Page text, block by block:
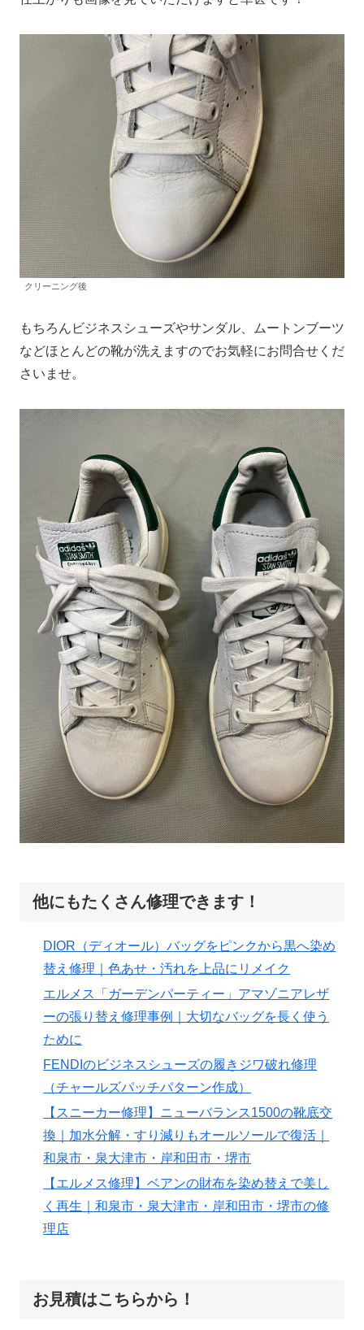
クリーニング後
もちろんビジネスシューズやサンダル、ムートンブーツ
などほとんどの靴が洗えますのでお気軽にお問合せくだ
さいませ。
他にもたくさん修理できます！
DIOR（ディオール）バッグをピンクから黒へ染め
替え修理｜色あせ・汚れを上品にリメイク
エルメス「ガーデンパーティー」アマゾニアレザ
ーの張り替え修理事例｜大切なバッグを長く使う
ために
FENDIのビジネスシューズの履きジワ破れ修理
（チャールズパッチパターン作成）
【スニーカー修理】ニューバランス1500の靴底交
換｜加水分解・すり減りもオールソールで復活｜
和泉市・泉大津市・岸和田市・堺市
【エルメス修理】ベアンの財布を染め替えで美し
く再生｜和泉市・泉大津市・岸和田市・堺市の修
理店
お見積はこちらから！